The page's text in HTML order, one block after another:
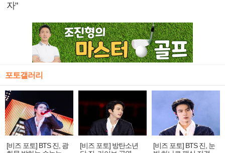
자"
포토갤러리
[비즈 포토] BTS 진, 광
[비즈 포토] 방탄소년
[비즈 포토] BTS 진, 눈